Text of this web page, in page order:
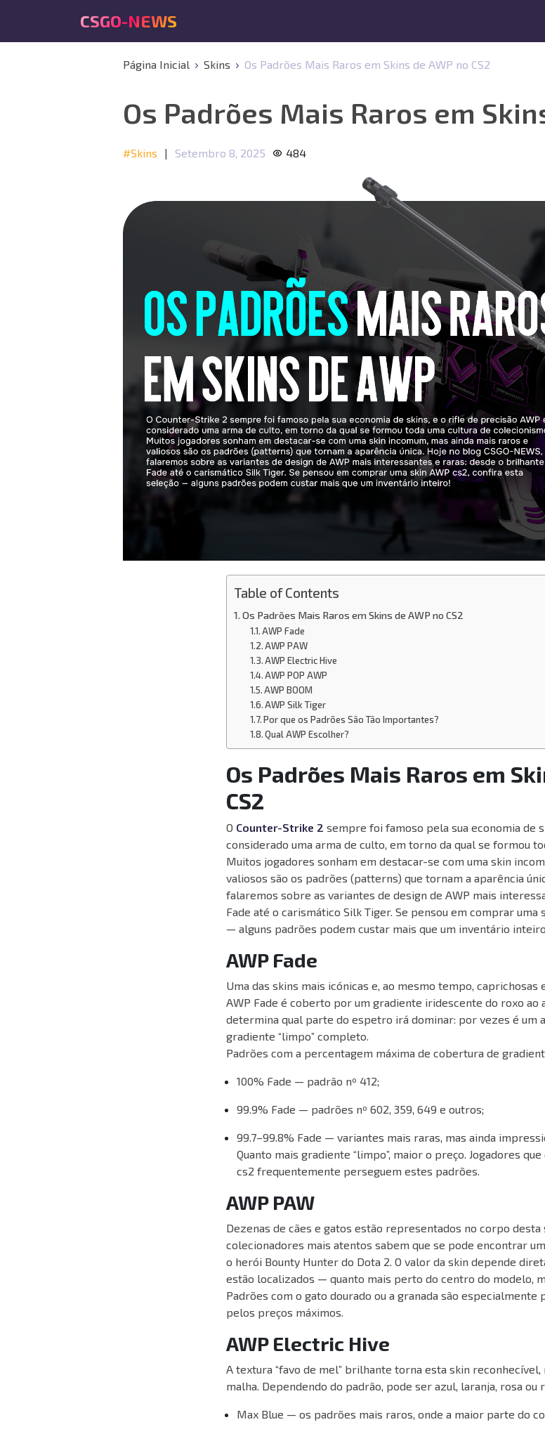
CSGO-NEWS
Página Inicial Skins Os Padrões Mais Raros em Skins de AWP no CS2
Os Padrões Mais Raros em
#Skins | Setembro 8, 2025 484
Table of Contents
Os Padrões Mais Raros em Skins de AWP no CS2
AWP Fade
AWP PAW
AWP Electric Hive
AWP POP AWP
AWP BOOM
AWP Silk Tiger
Por que os Padrões São Tão Importantes?
Qual AWP Escolher?
Os Padrões Mais Raros em
CS2
O Counter-Strike 2 sempre foi famoso pela sua economia de
considerado uma arma de culto, em torno da qual se formou
Muitos jogadores sonham em destacar-se com uma skin
valiosos são os padrões (patterns) que tornam a aparência
falaremos sobre as variantes de design de AWP mais
Fade até o carismático Silk Tiger. Se pensou em comprar uma
— alguns padrões podem custar mais que um inventário
AWP Fade
Uma das skins mais icónicas e, ao mesmo tempo,
AWP Fade é coberto por um gradiente iridescente do roxo ao
determina qual parte do espetro irá dominar: por vezes é um
gradiente “limpo” completo.
Padrões com a percentagem máxima de cobertura de
100% Fade — padrão nº 412;
99.9% Fade — padrões nº 602, 359, 649 e outros;
99.7–99.8% Fade — variantes mais raras, mas ainda
Quanto mais gradiente “limpo”, maior o preço. Jogadores
cs2 frequentemente perseguem estes padrões.
AWP PAW
Dezenas de cães e gatos estão representados no corpo desta
colecionadores mais atentos sabem que se pode encontrar
o herói Bounty Hunter do Dota 2. O valor da skin depende
estão localizados — quanto mais perto do centro do modelo,
Padrões com o gato dourado ou a granada são
pelos preços máximos.
AWP Electric Hive
A textura “favo de mel” brilhante torna esta skin reconhecível,
malha. Dependendo do padrão, pode ser azul, laranja, rosa ou
Max Blue — os padrões mais raros, onde a maior parte do